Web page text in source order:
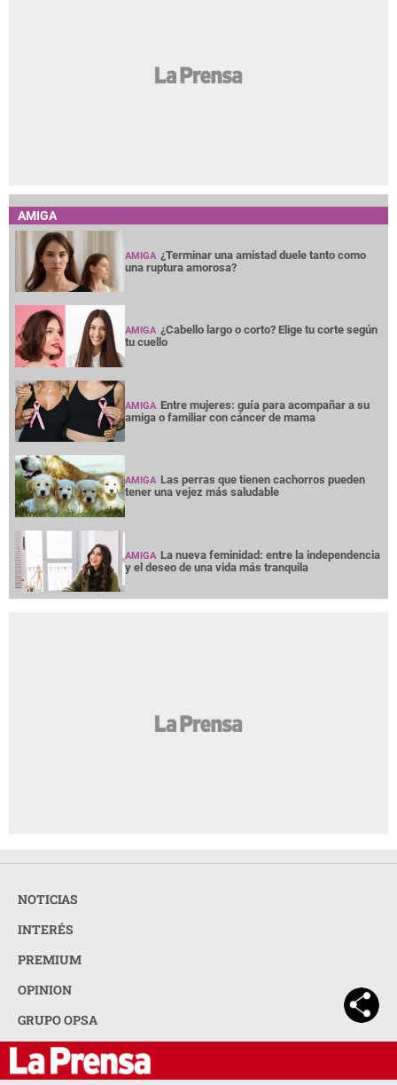
AMIGA
AMIGA ¿Terminar una amistad duele tanto como
una ruptura amorosa?
AMIGA ¿Cabello largo o corto? Elige tu corte según
tu cuello
AMIGA Entre mujeres: guía para acompañar a su
amiga o familiar con cáncer de mama
AMIGA Las perras que tienen cachorros pueden
tener una vejez más saludable
AMIGA La nueva feminidad: entre la independencia
y el deseo de una vida más tranquila
NOTICIAS
INTERÉS
PREMIUM
OPINION
GRUPO OPSA